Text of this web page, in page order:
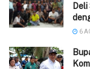
6